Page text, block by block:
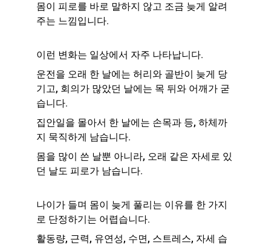
몸이 피로를 바로 말하지 않고 조금 늦게 알려
주는 느낌입니다.
이런 변화는 일상에서 자주 나타납니다.
운전을 오래 한 날에는 허리와 골반이 늦게 당
기고, 회의가 많았던 날에는 목 뒤와 어깨가 굳
습니다.
집안일을 몰아서 한 날에는 손목과 등, 하체까
지 묵직하게 남습니다.
몸을 많이 쓴 날뿐 아니라, 오래 같은 자세로 있
던 날도 피로가 남습니다.
나이가 들며 몸이 늦게 풀리는 이유를 한 가지
로 단정하기는 어렵습니다.
활동량, 근력, 유연성, 수면, 스트레스, 자세 습